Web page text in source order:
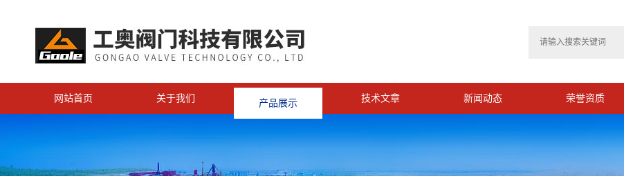
网站首页 关于我们 产品展示 技术文章 新闻动态 荣誉资质